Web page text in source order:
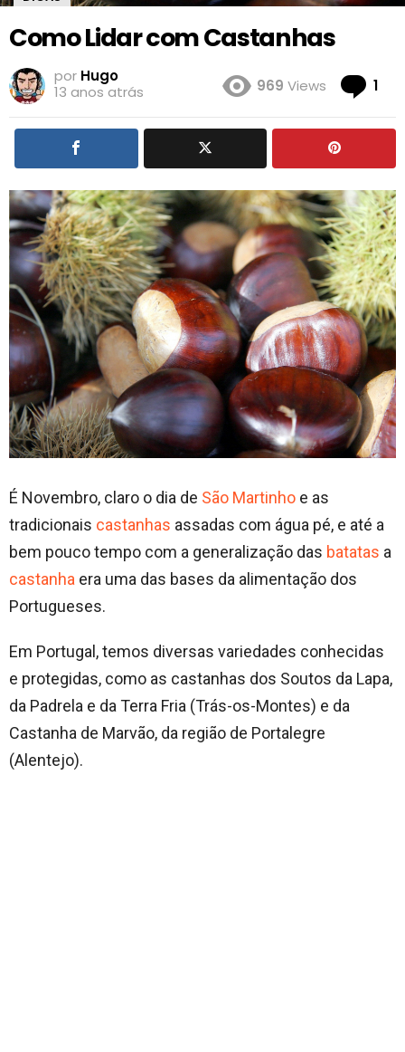
Como Lidar com Castanhas
por Hugo
13 anos atrás
969 Views 1
É Novembro, claro o dia de São Martinho e as
tradicionais castanhas assadas com água pé, e até a
bem pouco tempo com a generalização das batatas a
castanha era uma das bases da alimentação dos
Portugueses.
Em Portugal, temos diversas variedades conhecidas
e protegidas, como as castanhas dos Soutos da Lapa,
da Padrela e da Terra Fria (Trás-os-Montes) e da
Castanha de Marvão, da região de Portalegre
(Alentejo).